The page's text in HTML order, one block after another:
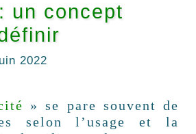
un concept
2022
» se pare souvent de
selon l’usage et la